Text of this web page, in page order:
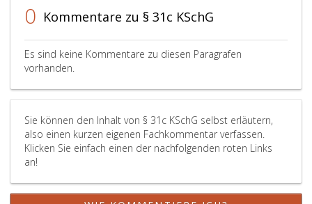
0 Kommentare zu § 31c KSchG
Es sind keine Kommentare zu diesen Paragrafen
vorhanden.
Sie können den Inhalt von § 31c KSchG selbst erläutern,
also einen kurzen eigenen Fachkommentar verfassen.
Klicken Sie einfach einen der nachfolgenden roten Links
an!